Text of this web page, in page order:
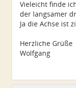
Vieleicht finde
der langsamer
Ja die Achse ist
Herzliche Grüße
Wolfgang